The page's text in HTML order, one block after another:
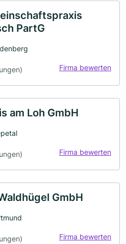
PartG
Firma bewerten
am Loh GmbH
Firma bewerten
GmbH
Firma bewerten